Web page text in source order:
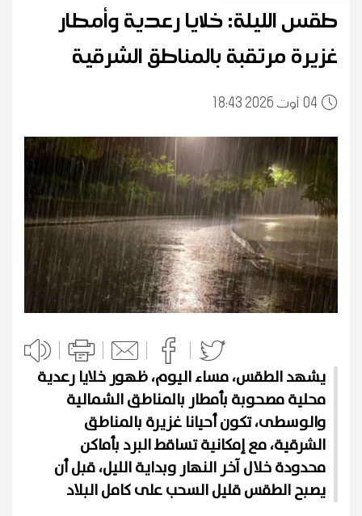
طقس الليلة: خلايا رعدية وأمطار
غزيرة مرتقبة بالمناطق الشرقية
0418:43 2026 أوت
يشهد الطقس، مساء اليوم، ظهور خلايا رعدية
محلية مصحوبة بأمطار بالمناطق الشمالية
والوسطى، تكون أحيانا غزيرة بالمناطق
الشرقية، مع إمكانية تساقط البرد بأماكن
محدودة خلال آخر النهار وبداية الليل، قبل أن
يصبح الطقس قليل السحب على كامل البلاد